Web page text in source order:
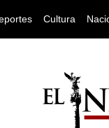
Cultura